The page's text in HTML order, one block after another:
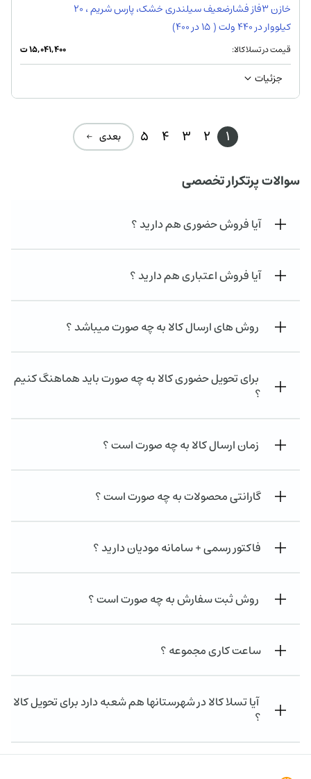
خازن 3فاز فشارضعیف سیلندری خشک، پارس شریم ، 20
کیلووار در 440 ولت ( 15 در 400)
قیمت در تسلاکالا: ۱۵,۰۴۱,۴۰۰ت
جزئیات
1
2
3
4
5 بعدی ←
سوالات پرتکرار تخصصی
آیا فروش حضوری هم دارید ؟
آیا فروش اعتباری هم دارید ؟
روش های ارسال کالا به چه صورت میباشد ؟
برای تحویل حضوری کالا به چه صورت باید هماهنگ کنیم
؟
زمان ارسال کالا به چه صورت است ؟
گارانتی محصولات به چه صورت است ؟
فاکتور رسمی + سامانه مودیان دارید ؟
روش ثبت سفارش به چه صورت است ؟
ساعت کاری مجموعه ؟
آیا تسلا کالا در شهرستانها هم شعبه دارد برای تحویل کالا
؟